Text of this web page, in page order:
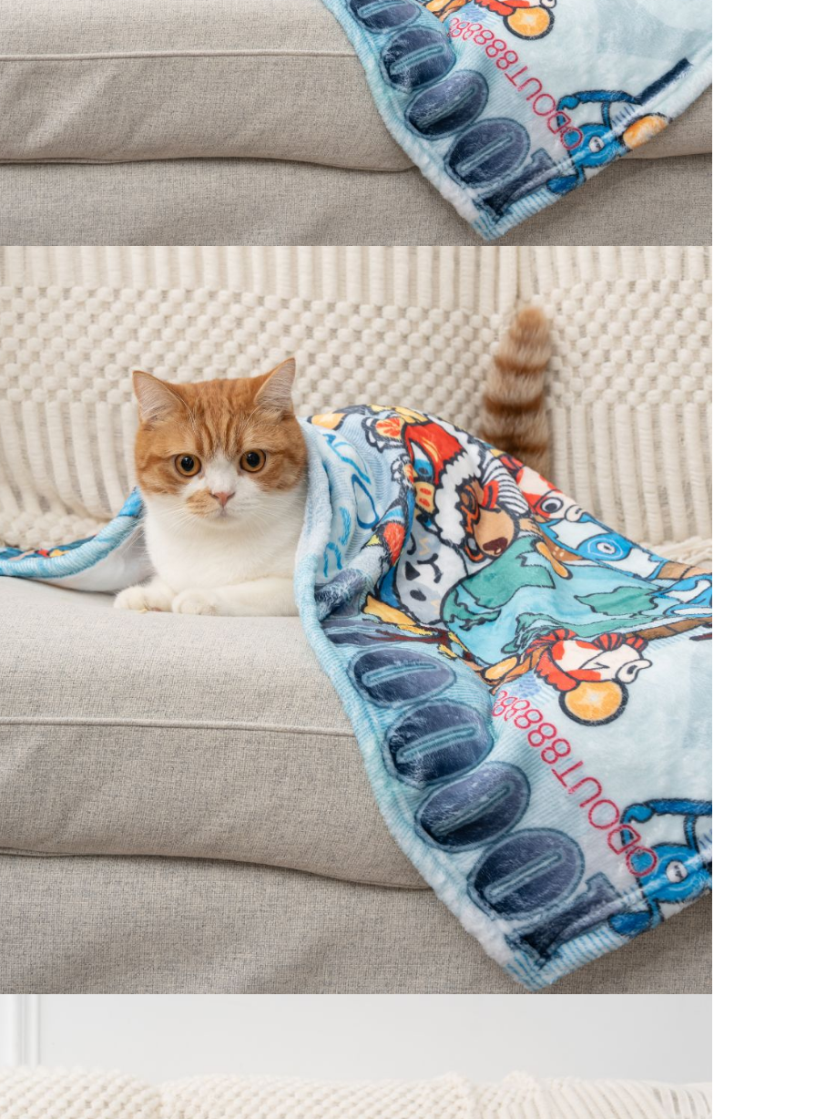
４．使用「AFTEE先享後付」時，將依據個別帳號之用戶狀況，依本公司
即時審查核予不同之上限額度；若仍有額度不足之情形，本公司將視審查
結果請求用戶進行身份認證。
５．嚴禁一人註冊多個帳號或使用他人資訊註冊。若發現惡意使用之情
形，恩沛科技股份有限公司將有權停止該用戶之使用額度並採取法律行
動。
貨到付款(無配送離島)
每筆NT$130，滿NT$1,200(含以上)免運費